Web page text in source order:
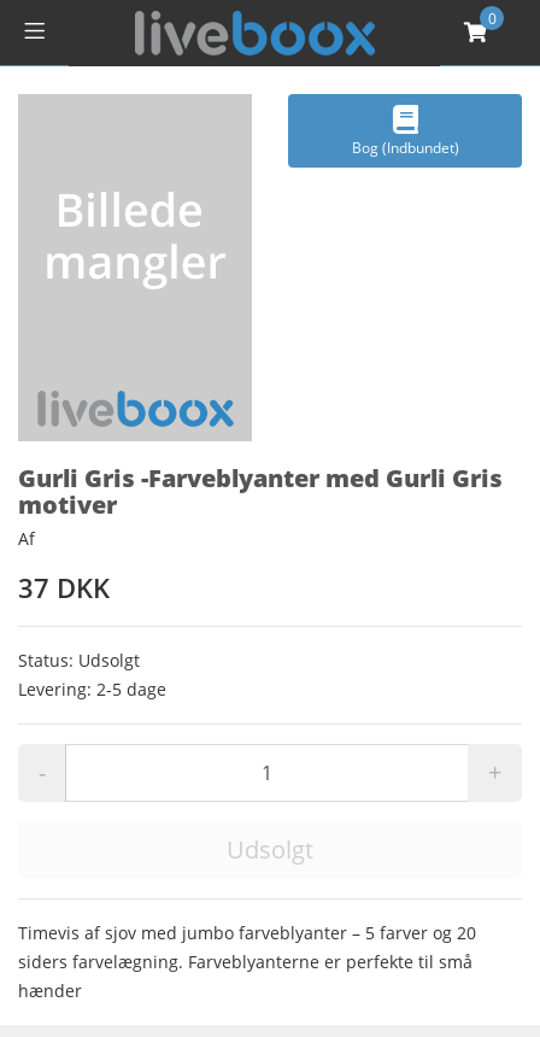
0
Bog (Indbundet)
Gurli Gris -Farveblyanter med Gurli Gris
motiver
Af
37 DKK
Status: Udsolgt
Levering: 2-5 dage
- +
Udsolgt
Timevis af sjov med jumbo farveblyanter – 5 farver og 20
siders farvelægning. Farveblyanterne er perfekte til små
hænder